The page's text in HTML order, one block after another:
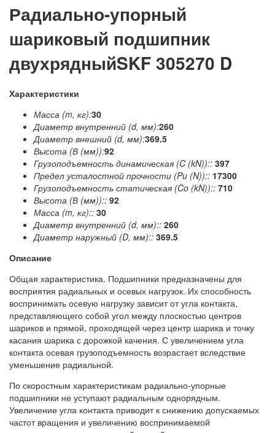
Радиально-упорный
шариковый подшипник
двухрядныйSKF 305270 D
Характеристики
Масса (m, кг):30
Диаметр внутренний (d, мм):260
Диаметр внешний (d, мм):369.5
Высота (В (мм)):92
Грузоподъемность динамическая (C (kN)):: 397
Предел усталостной прочности (Pu (N)):: 17300
Грузоподъемность статическая (Co (kN)):: 710
Высота (В (мм)):: 92
Масса (m, кг):: 30
Диаметр внутренний (d, мм):: 260
Диаметр наружный (D, мм):: 369.5
Описание
Общая характеристика. Подшипники предназначены для
восприятия радиальных и осевых нагрузок. Их способность
воспринимать осевую нагрузку зависит от угла контакта,
представляющего собой угол между плоскостью центров
шариков и прямой, проходящей через центр шарика и точку
касания шарика с дорожкой качения. С увеличением угла
контакта осевая грузоподъемность возрастает вследствие
уменьшение радиальной.
По скоростным характеристикам радиально-упорные
подшипники не уступают радиальным однорядным.
Увеличение угла контакта приводит к снижению допускаемых
частот вращения и увеличению воспринимаемой